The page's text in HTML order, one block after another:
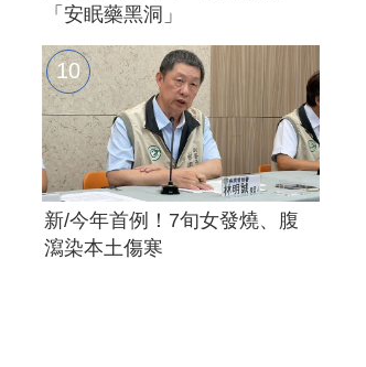
「安眠藥黑洞」
新/今年首例！7旬女發燒、腹
瀉染本土傷寒